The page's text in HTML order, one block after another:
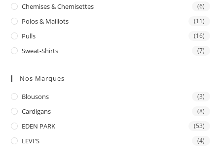
Chemises & Chemisettes (6)
Polos & Maillots (11)
Pulls (16)
Sweat-Shirts (7)
Nos Marques
Blousons (3)
Cardigans (8)
EDEN PARK (53)
LEVI'S (4)